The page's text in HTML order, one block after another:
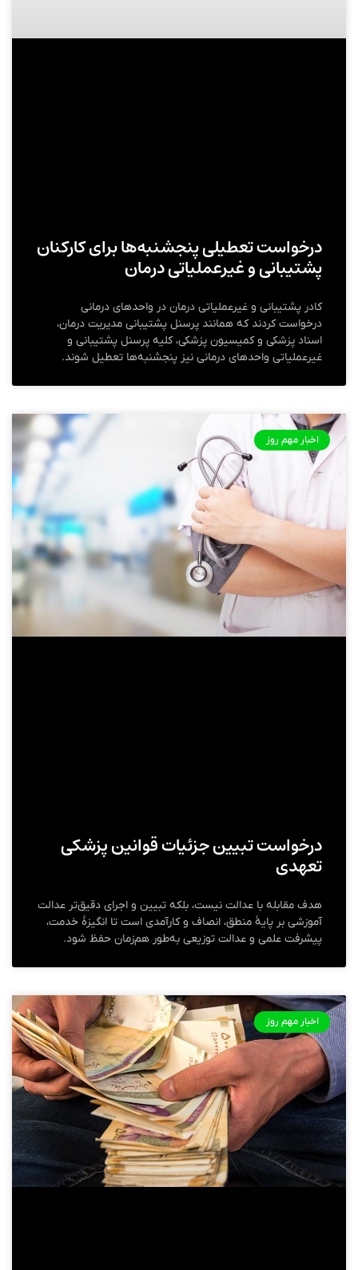
درخواست تعطیلی پنجشنبه‌ها برای کارکنان
پشتیبانی و غیرعملیاتی درمان
کادر پشتیبانی و غیرعملیاتی درمان در واحدهای درمانی
درخواست کردند که همانند پرسنل پشتیبانی مدیریت درمان،
اسناد پزشکی و کمیسیون پزشکی، کلیه پرسنل پشتیبانی و
غیرعملیاتی واحدهای درمانی نیز پنجشنبه‌ها تعطیل شوند.
اخبار مهم روز
درخواست تبیین جزئیات قوانین پزشکی
تعهدی
هدف مقابله با عدالت نیست، بلکه تبیین و اجرای دقیق‌تر عدالت
آموزشی بر پایهٔ منطق، انصاف و کارآمدی است تا انگیزهٔ خدمت،
پیشرفت علمی و عدالت توزیعی به‌طور هم‌زمان حفظ شود.
اخبار مهم روز